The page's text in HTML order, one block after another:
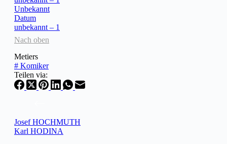
Unbekannt
Datum
unbekannt – 1
Nach oben
Metiers
# Komiker
Teilen via:
Josef HOCHMUTH
Karl HODINA